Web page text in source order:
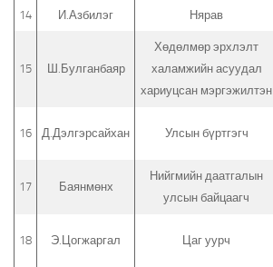
14 И.Азбилэг Нярав
15 Ш.Булганбаяр
Хөдөлмөр эрхлэлт
халамжийн асуудал
хариуцсан мэргэжилтэн
16 Д.Дэлгэрсайхан Улсын бүртгэгч
17 Баянмөнх
Нийгмийн даатгалын
улсын байцаагч
18 Э.Цогжаргал Цаг уурч